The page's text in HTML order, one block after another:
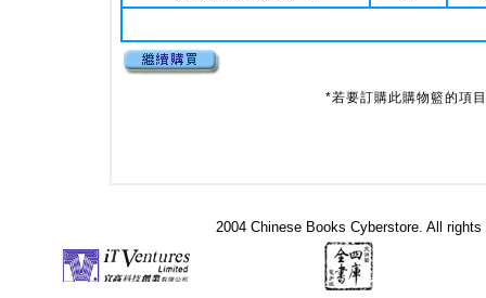
*若要訂購此購物籃的項
2004 Chinese Books Cyberstore. All rights